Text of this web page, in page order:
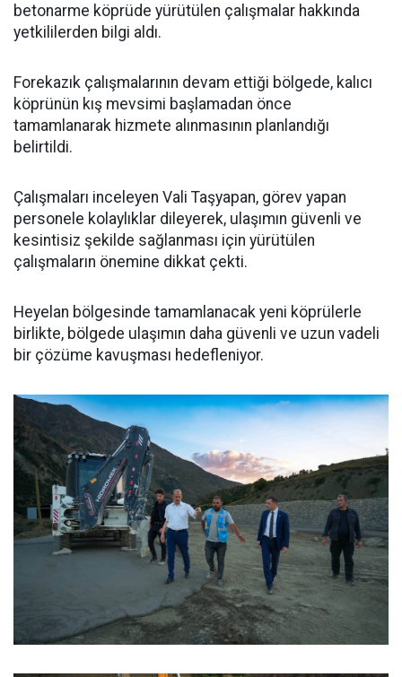
betonarme köprüde yürütülen çalışmalar hakkında
yetkililerden bilgi aldı.
Forekazık çalışmalarının devam ettiği bölgede, kalıcı
köprünün kış mevsimi başlamadan önce
tamamlanarak hizmete alınmasının planlandığı
belirtildi.
Çalışmaları inceleyen Vali Taşyapan, görev yapan
personele kolaylıklar dileyerek, ulaşımın güvenli ve
kesintisiz şekilde sağlanması için yürütülen
çalışmaların önemine dikkat çekti.
Heyelan bölgesinde tamamlanacak yeni köprülerle
birlikte, bölgede ulaşımın daha güvenli ve uzun vadeli
bir çözüme kavuşması hedefleniyor.